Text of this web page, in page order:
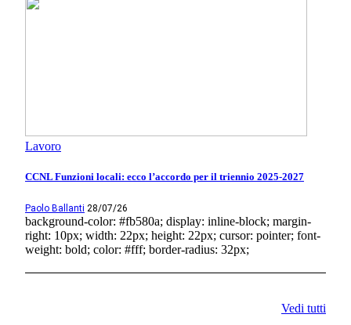
Lavoro
CCNL Funzioni locali: ecco l’accordo per il triennio 2025-2027
Paolo Ballanti 28/07/26
background-color: #fb580a; display: inline-block; margin-
right: 10px; width: 22px; height: 22px; cursor: pointer; font-
weight: bold; color: #fff; border-radius: 32px;
Vedi tutti